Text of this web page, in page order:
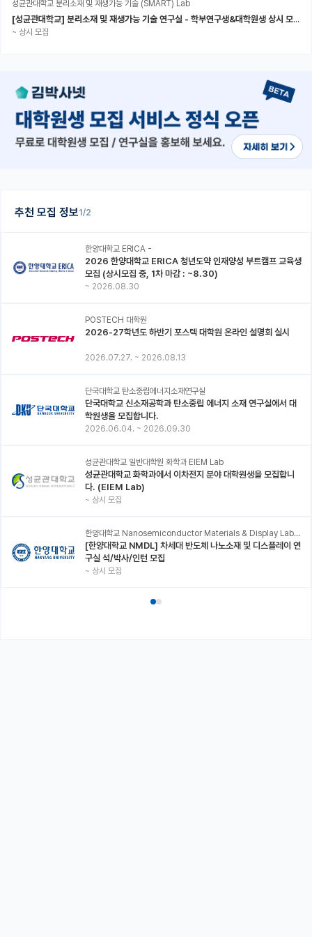
추천 모집 정보1/2
한양대학교 ERICA -
2026 한양대학교 ERICA 청년도약 인재양성 부트캠프 교육생
모집 (상시모집 중, 1차 마감 : ~8.30)
~ 2026.08.30
POSTECH 대학원
2026-27학년도 하반기 포스텍 대학원 온라인 설명회 실시
2026.07.27. ~ 2026.08.13
단국대학교 탄소중립에너지소재연구실
단국대학교 신소재공학과 탄소중립 에너지 소재 연구실에서 대
학원생을 모집합니다.
2026.06.04. ~ 2026.09.30
성균관대학교 일반대학원 화학과 EIEM Lab
성균관대학교 화학과에서 이차전지 분야 대학원생을 모집합니
다. (EIEM Lab)
~ 상시 모집
한양대학교 Nanosemiconductor Materials & Display Laboratory
[한양대학교 NMDL] 차세대 반도체 나노소재 및 디스플레이 연
구실 석/박사/인턴 모집
~ 상시 모집
성균관대학교 분리소재 및 재생가능 기술 (SMART) Lab
[성균관대학교] 분리소재 및 재생가능 기술 연구실 - 학부연구생&대학원생 상시 모집 (미래에너지공학과)
~ 상시 모집